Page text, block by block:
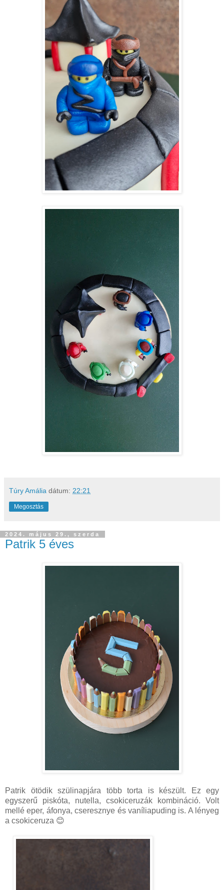
Túry Amália dátum: 22:21
Megosztás
2024. május 29., szerda
Patrik 5 éves
Patrik ötödik szülinapjára több torta is készült. Ez egy
egyszerű piskóta, nutella, csokiceruzák kombináció. Volt
mellé eper, áfonya, cseresznye és vaníliapuding is. A lényeg
a csokiceruza 😊